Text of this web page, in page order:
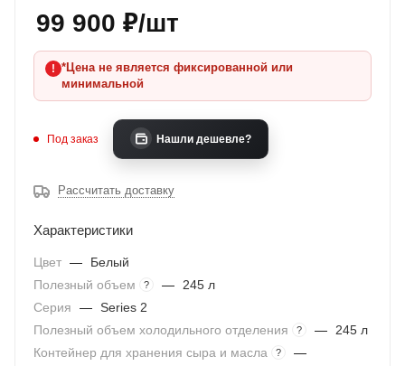
99 900 ₽/шт
*Цена не является фиксированной или
минимальной
Под заказ Нашли дешевле?
Рассчитать доставку
Характеристики
Цвет —
Белый
Полезный объем
? —
245 л
Серия
— Series 2
Полезный объем холодильного отделения
? —
245 л
Контейнер для хранения сыра и масла
?
—